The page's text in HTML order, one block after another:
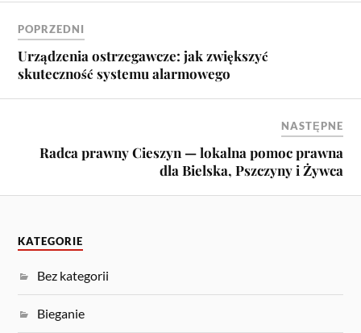
POPRZEDNI
Urządzenia ostrzegawcze: jak zwiększyć
skuteczność systemu alarmowego
NASTĘPNE
Radca prawny Cieszyn — lokalna pomoc prawna
dla Bielska, Pszczyny i Żywca
KATEGORIE
Bez kategorii
Bieganie